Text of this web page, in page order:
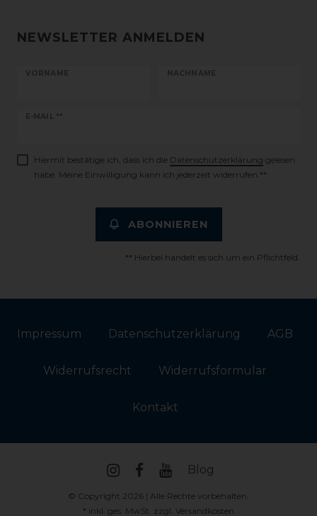
NEWSLETTER ANMELDEN
VORNAME NACHNAME
E-MAIL **
Newsletter
Hiermit bestätige ich, dass ich die Daten­schutz­erklärung gelesen
habe. Meine Einwilligung kann ich jederzeit widerrufen.**
ABONNIEREN
** Hierbei handelt es sich um ein Pflichtfeld.
Impressum Daten­schutz­erklärung AGB
Widerrufs­recht Widerrufs­formular
Kontakt
Blog
© Copyright 2026 | Alle Rechte vorbehalten.
* inkl. ges. MwSt. zzgl. Versandkosten